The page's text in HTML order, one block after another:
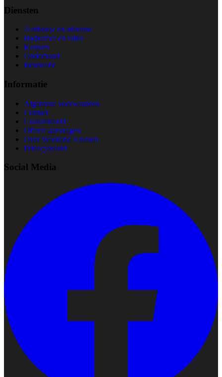
Diensten
Aanbouw en uitbouw
Badkamer en toilet
Keuken
Onderhoud
Renovatie
Informatie
Algemene voorwaarden
Contact
Cookiebeleid
Offerte aanvragen
Over Weekend Klussen
Privacybeleid
Social Media